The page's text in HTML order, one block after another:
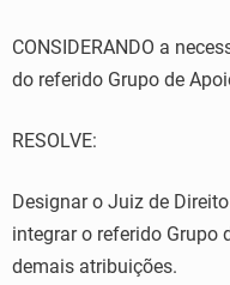
CONSIDERANDO a
do referido Grupo de
RESOLVE:
Designar o Juiz de Direito
integrar o referido Grupo
demais atribuições.